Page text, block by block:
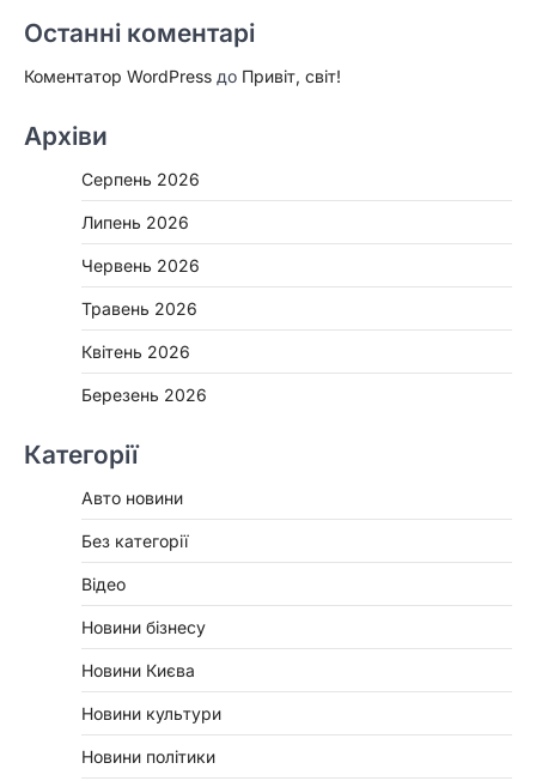
Останні коментарі
Коментатор WordPress до Привіт, світ!
Архіви
Серпень 2026
Липень 2026
Червень 2026
Травень 2026
Квітень 2026
Березень 2026
Категорії
Авто новини
Без категорії
Відео
Новини бізнесу
Новини Києва
Новини культури
Новини політики